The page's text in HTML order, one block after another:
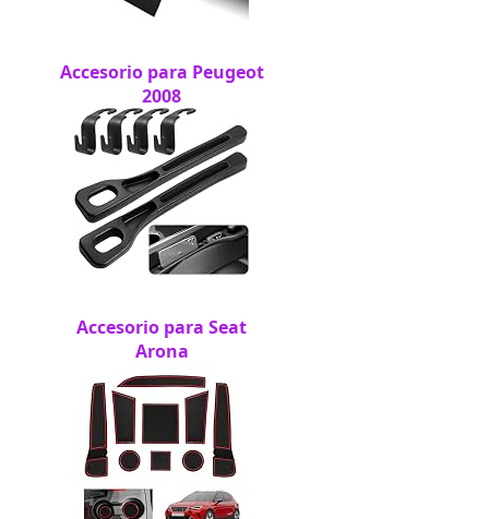
Accesorio para Peugeot
2008
Accesorio para Seat
Arona